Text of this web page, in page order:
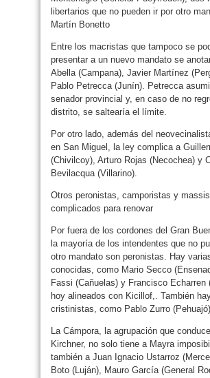
libertarios que no pueden ir por otro
Martín Bonetto
Entre los macristas que tampoco se
presentar a un nuevo mandato se
Abella (Campana), Javier Martínez
Pablo Petrecca (Junín). Petrecca
senador provincial y, en caso de no
distrito, se saltearía el límite.
Por otro lado, además del
en San Miguel, la ley complica a
(Chivilcoy), Arturo Rojas (Necochea) y
Bevilacqua (Villarino).
Otros peronistas, camporistas y
complicados para renovar
Por fuera de los cordones del Gran
la mayoría de los intendentes que no
otro mandato son peronistas. Hay
conocidas, como Mario Secco
Fassi (Cañuelas) y Francisco Echarren
hoy alineados con Kicillof,. También
cristinistas, como Pablo Zurro
La Cámpora, la agrupación que
Kirchner, no solo tiene a Mayra
también a Juan Ignacio Ustarroz
Boto (Luján), Mauro García (General